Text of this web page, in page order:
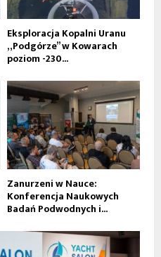
Eksploracja Kopalni Uranu
„Podgórze” w Kowarach
poziom -230...
Zanurzeni w Nauce:
Konferencja Naukowych
Badań Podwodnych i...